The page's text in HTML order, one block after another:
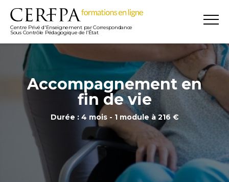
Centre Privé d'Enseignement par Correspondance
Sous Contrôle Pédagogique de l’État
Accompagnement en
fin de vie
Durée : 4 mois - 1 module à 216 €